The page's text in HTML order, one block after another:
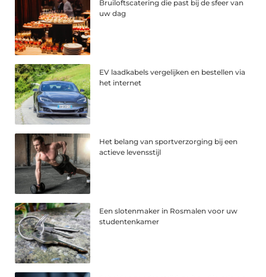
Bruiloftscatering die past bij de sfeer van
uw dag
EV laadkabels vergelijken en bestellen via
het internet
Het belang van sportverzorging bij een
actieve levensstijl
Een slotenmaker in Rosmalen voor uw
studentenkamer